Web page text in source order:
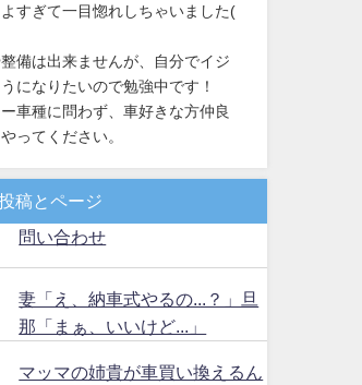
すぎて一目惚れしちゃいました(
備は出来ませんが、自分でイジ
になりたいので勉強中です！
ー車種に問わず、車好きな方仲良
ってください。
稿とページ
問い合わせ
妻「え、納車式やるの...？」旦
那「まぁ、いいけど...」
マッマの姉貴が車買い換えるん